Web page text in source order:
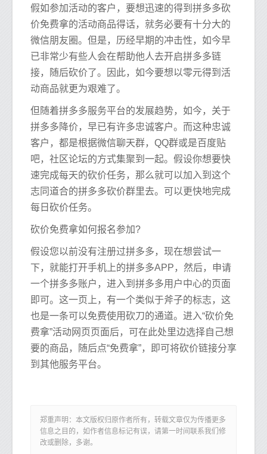
假如参加活动的客户，要想迅速的得到拼多多砍
价免费拿的活动商品得话，就务必要有十分大的
微信朋友圈。但是，历经早期的冲击性，如今早
已非常少有些人会在帮助他人去开启拼多多链
接，随后砍价了。因此，如今要想以零元得到活
动商品就更为艰难了。
但随着拼多多服务平台的发展趋势，如今，关于
拼多多降价，早已有许多忠诚客户。而这种忠诚
客户，都是根据微信聊天群，QQ群或是百度贴
吧，社区论坛的方式集聚到一起。假设你想要快
速完成每天的砍价任务，那么就可以加入到这个
志同道合的拼多多砍价群里去。可以更快地完成
每日砍价任务。
砍价免费拿如何报名参加?
假设您以前没有注册过拼多多，现在想尝试一
下，就能打开手机上的拼多多APP，然后，申请
一个拼多多账户，进入到拼多多用户中心的页面
即可。这一页上，有一个类似于斧子的标志，这
也是一条可以免费使用砍刀的通道。进入“砍价免
费拿”活动网页页面后，可在此处里边选择自己想
要的商品，随后点“免费拿”，即可将砍价链接分享
到其他服务平台。
郑重声明：本文版权归原作者所有，转载文章仅为传播更多
信息之目的，如作者信息标记有误，请第一时间联系我们修
改或删除，多谢。